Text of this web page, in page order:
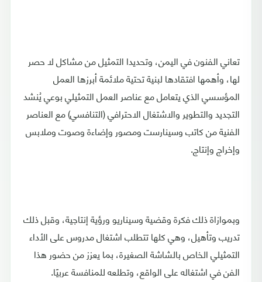
تعاني الفنون في اليمن، وتحديدا التمثيل من مشاكل لا حصر
لها، وأهمها افتقادها لبنية تحتية ملائمة أبرزها العمل
المؤسسي الذي يتعامل مع عناصر العمل التمثيلي بوعي يُنشد
التجديد والتطوير والاشتغال الاحترافي (التنافسي) مع العناصر
الفنية من كاتب وسينارست ومصور وإضاءة وصوت وملابس
وإخراج وإنتاج.
وبموازاة ذلك فكرة وقضية وسيناريو ورؤية إنتاجية، وقبل ذلك
تدريب وتأهيل، وهي كلها تتطلب اشتغال مدروس على الأداء
التمثيلي الخاص بالشاشة الصغيرة، بما يعزز من حضور هذا
الفن في اشتغاله على الواقع، وتطلعه للمنافسة عربيًا.